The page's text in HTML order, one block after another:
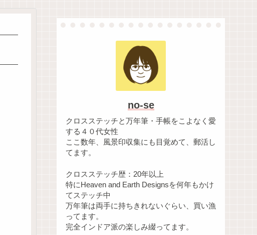
no-se
クロスステッチと万年筆・手帳をこよなく愛
する４０代女性
ここ数年、風景印収集にも目覚めて、郵活し
てます。
クロスステッチ歴：20年以上
特にHeaven and Earth Designsを何年もかけ
てステッチ中
万年筆は両手に持ちきれないぐらい、買い漁
ってます。
完全インドア派の楽しみ綴ってます。